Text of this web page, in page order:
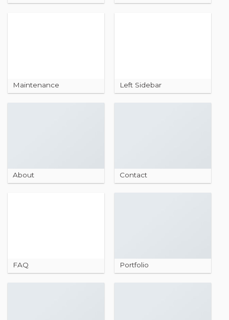
Maintenance Left Sidebar
About Contact
FAQ Portfolio